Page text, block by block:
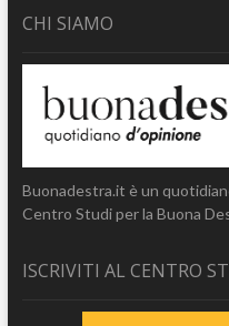
CHI SIAMO
Buonadestra.it è un
Centro Studi per la Buona
ISCRIVITI AL CENTRO